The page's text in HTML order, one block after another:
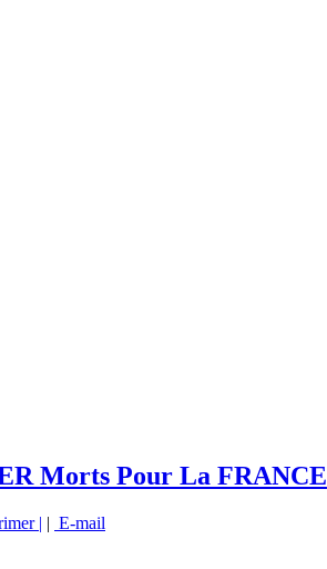
Morts Pour La FRANCE
| | E-mail